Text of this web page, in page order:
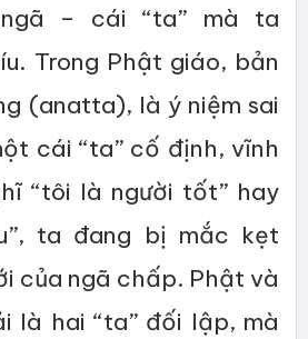
– cái “ta” mà ta
Trong Phật giáo, bản
(anatta), là ý niệm sai
cái “ta” cố định, vĩnh
“tôi là người tốt” hay
ta đang bị mắc kẹt
của ngã chấp. Phật và
là hai “ta” đối lập, mà